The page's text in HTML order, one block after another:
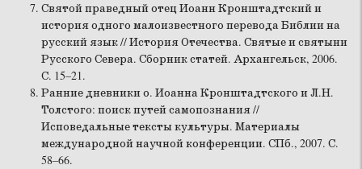
Святой праведный отец Иоанн Кронштадтский и
история одного малоизвестного перевода Библии на
русский язык // История Отечества. Святые и святыни
Русского Севера. Сборник статей. Архангельск, 2006.
С. 15–21.
Ранние дневники о. Иоанна Кронштадтского и Л.Н.
Толстого: поиск путей самопознания //
Исповедальные тексты культуры. Материалы
международной научной конференции. СПб., 2007. С.
58–66.